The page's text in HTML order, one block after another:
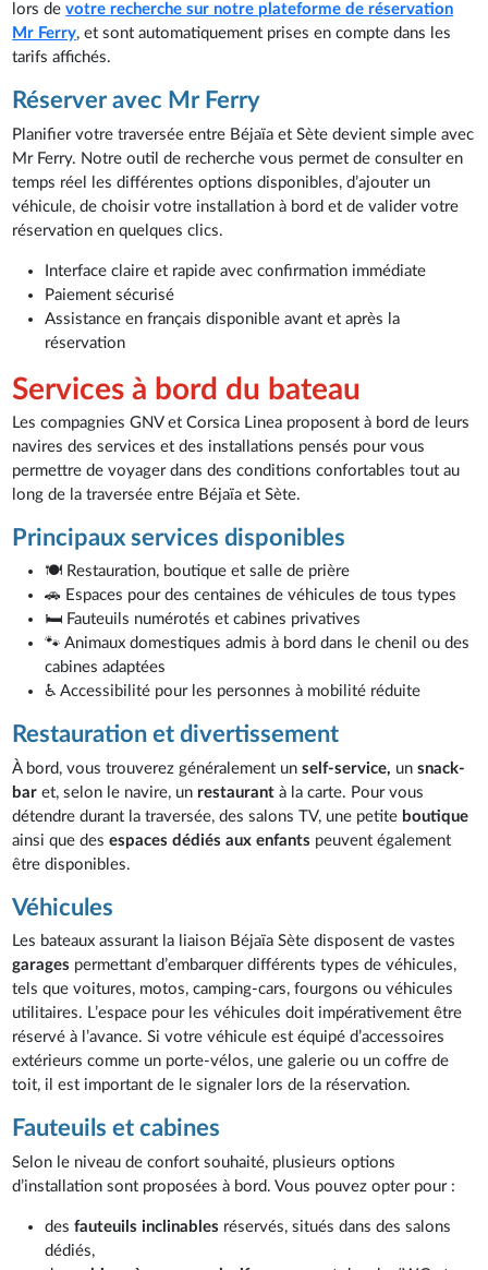
lors devotre recherche sur notre plateforme de réservation
Mr Ferry, et sont automatiquement prises en compte dans les
tarifs affichés.
Réserver avec Mr Ferry
Planifier votre traversée entre Béjaïa et Sète devient simple avec
Mr Ferry. Notre outil de recherche vous permet de consulter en
temps réel les différentes options disponibles, d’ajouter un
véhicule, de choisir votre installation à bord et de valider votre
réservation en quelques clics.
Interface claire et rapide avec confirmation immédiate
Paiement sécurisé
Assistance en français disponible avant et après la
réservation
Services à bord du bateau
Les compagnies GNV et Corsica Linea proposent à bord de leurs
navires des services et des installations pensés pour vous
permettre de voyager dans des conditions confortables tout au
long de la traversée entre Béjaïa et Sète.
Principaux services disponibles
🍽️ Restauration, boutique et salle de prière
🚗 Espaces pour des centaines de véhicules de tous types
🛏️ Fauteuils numérotés et cabines privatives
🐾 Animaux domestiques admis à bord dans le chenil ou des
cabines adaptées
♿ Accessibilité pour les personnes à mobilité réduite
Restauration et divertissement
À bord, vous trouverez généralement unself-service, un snack-
bar et, selon le navire, un restaurant à la carte. Pour vous
détendre durant la traversée, des salons TV, une petite boutique
ainsi que desespaces dédiés aux enfants peuvent également
être disponibles.
Véhicules
Les bateaux assurant la liaison Béjaïa Sète disposent de vastes
garages permettant d’embarquer différents types de véhicules,
tels que voitures, motos, camping-cars, fourgons ou véhicules
utilitaires. L’espace pour les véhicules doit impérativement être
réservé à l’avance. Si votre véhicule est équipé d’accessoires
extérieurs comme un porte-vélos, une galerie ou un coffre de
toit, il est important de le signaler lors de la réservation.
Fauteuils et cabines
Selon le niveau de confort souhaité, plusieurs options
d’installation sont proposées à bord. Vous pouvez opter pour :
desfauteuils inclinables réservés, situés dans des salons
dédiés,